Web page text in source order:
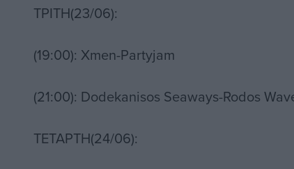
ΤΡΙΤΗ(23/06):
(19:00): Xmen-Partyjam
(21:00): Dodekanisos Seaways-Rodos
ΤΕΤΑΡΤΗ(24/06):